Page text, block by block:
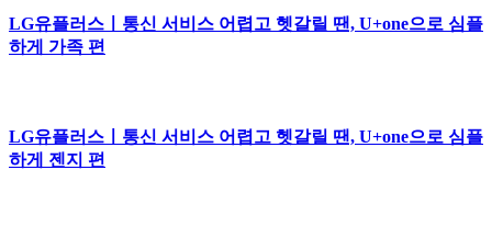
LG유플러스ㅣ통신 서비스 어렵고 헷갈릴 땐, U+one으로 심플
하게 가족 편
LG유플러스ㅣ통신 서비스 어렵고 헷갈릴 땐, U+one으로 심플
하게 젠지 편